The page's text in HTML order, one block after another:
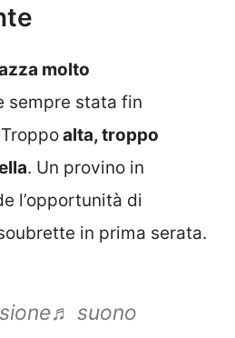
molto
sempre stata fin
alta, troppo
. Un provino in
l’opportunità di
in prima serata.
♬ suono